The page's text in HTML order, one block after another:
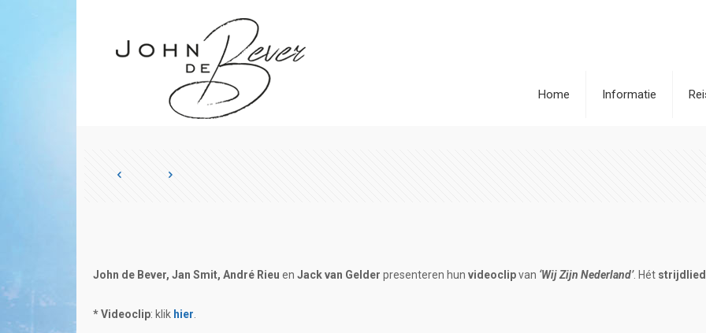
Home Informatie
John de Bever, Jan Smit, André Rieu enJack van Gelder presenteren hunvideoclipvan ‘Wij Zijn Nederland’. Hét strijdlied
* Videoclip: klik hier